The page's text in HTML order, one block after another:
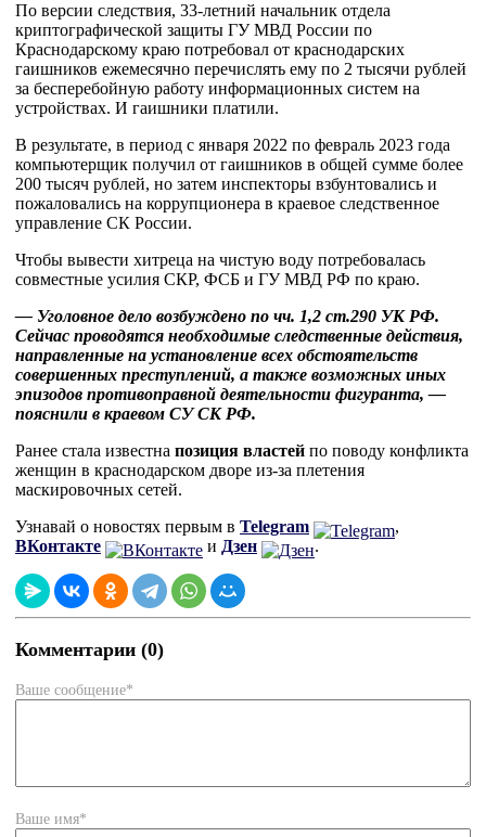
По версии следствия, 33-летний начальник отдела
криптографической защиты ГУ МВД России по
Краснодарскому краю потребовал от краснодарских
гаишников ежемесячно перечислять ему по 2 тысячи рублей
за бесперебойную работу информационных систем на
устройствах. И гаишники платили.
В результате, в период с января 2022 по февраль 2023 года
компьютерщик получил от гаишников в общей сумме более
200 тысяч рублей, но затем инспекторы взбунтовались и
пожаловались на коррупционера в краевое следственное
управление СК России.
Чтобы вывести хитреца на чистую воду потребовалась
совместные усилия СКР, ФСБ и ГУ МВД РФ по краю.
— Уголовное дело возбуждено по чч. 1,2 ст.290 УК РФ.
Сейчас проводятся необходимые следственные действия,
направленные на установление всех обстоятельств
совершенных преступлений, а также возможных иных
эпизодов противоправной деятельности фигуранта, —
пояснили в краевом СУ СК РФ.
Ранее стала известна позиция властей по поводу конфликта
женщин в краснодарском дворе из-за плетения
маскировочных сетей.
Узнавай о новостях первым в Telegram
,
ВКонтакте
и Дзен .
Комментарии (0)
Ваше сообщение*
Ваше имя*